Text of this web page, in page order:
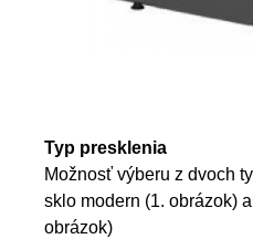
Typ presklenia
Možnosť výberu z dvoch
sklo modern (1. obrázok)
obrázok)